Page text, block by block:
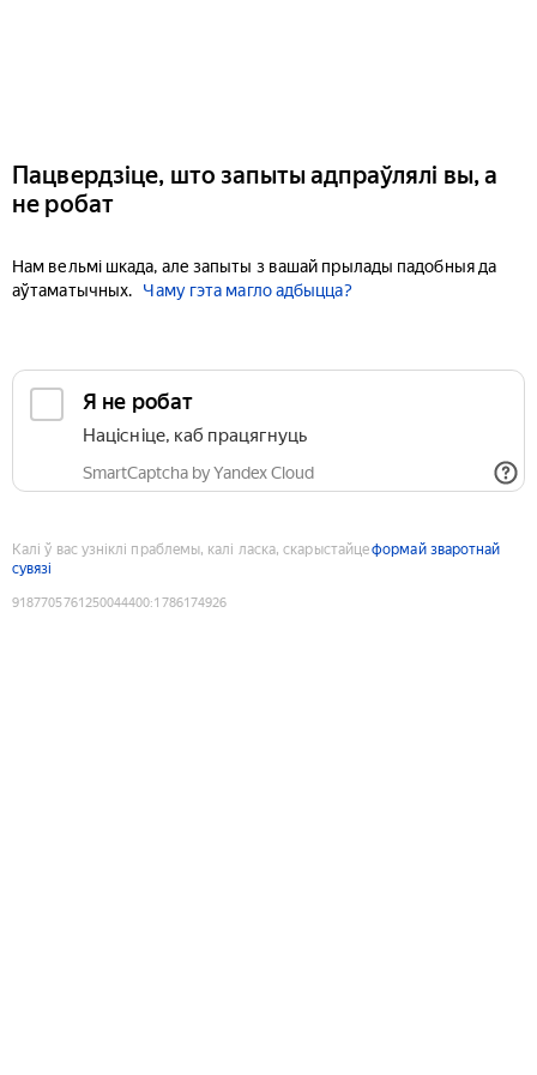
Пацвердзіце, што запыты адпраўлялі вы, а
не робат
Нам вельмі шкада, але запыты з вашай прылады падобныя да
аўтаматычных.
Чаму гэта магло адбыцца?
Я не робат
Націсніце, каб працягнуць
SmartCaptcha by Yandex Cloud
Калі ў вас узніклі праблемы, калі ласка, скарыстайцеформай зваротнай
сувязі
9187705761250044400:1786174926